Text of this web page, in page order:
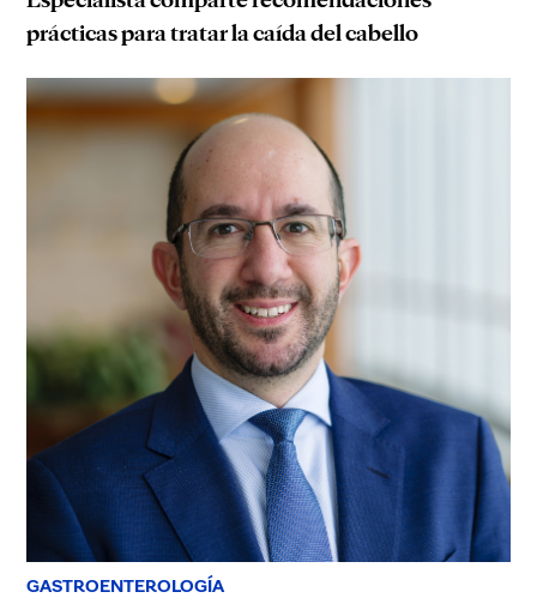
prácticas para tratar la caída del cabello
GASTROENTEROLOGÍA